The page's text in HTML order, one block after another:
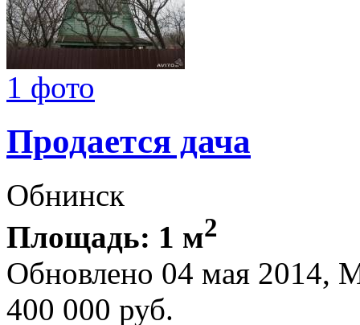
1 фото
Продается дача
Обнинск
Площадь: 1 м2
Обновлено 04 мая 2014,
400 000 руб.